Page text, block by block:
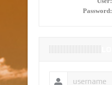
Password: